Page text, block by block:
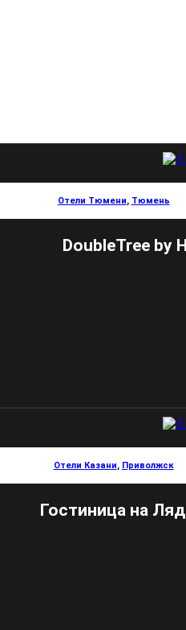
Отели Тюмени, Тюмень
DoubleTree by
Отели Казани, Приволжск
Гостиница на